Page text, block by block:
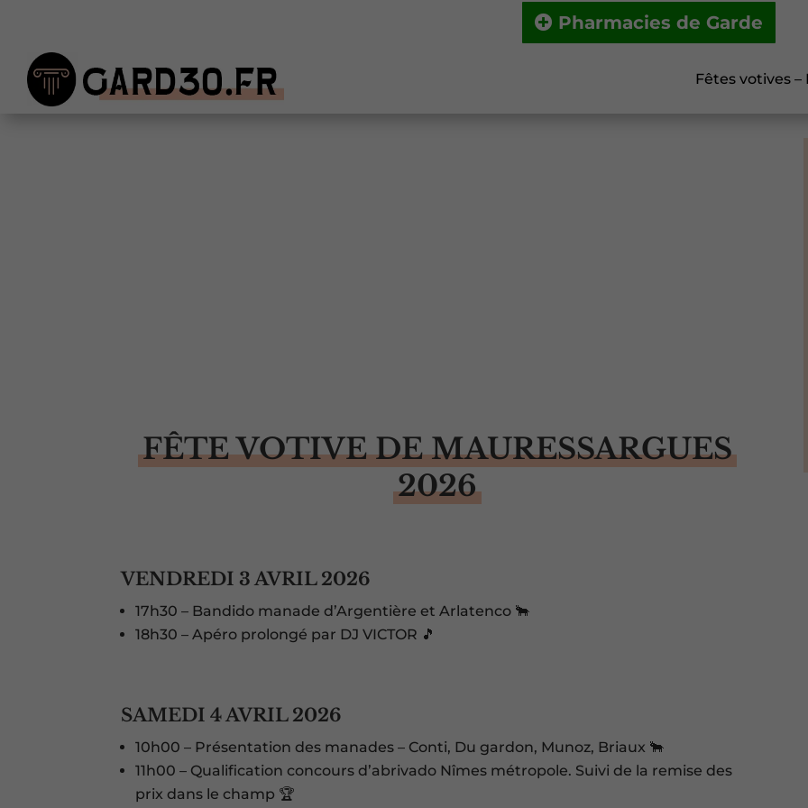
Pharmacies de Garde
Fêtes votives –
FÊTE VOTIVE DE MAURESSARGUES
2026
VENDREDI 3 AVRIL 2026
17h30 – Bandido manade d’Argentière et Arlatenco 🐂
18h30 – Apéro prolongé par DJ VICTOR 🎵
SAMEDI 4 AVRIL 2026
10h00 – Présentation des manades – Conti, Du gardon, Munoz, Briaux 🐂
11h00 – Qualification concours d’abrivado Nîmes métropole. Suivi de la remise des
prix dans le champ 🏆